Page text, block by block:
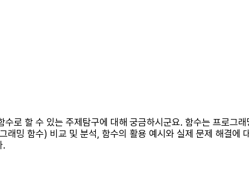
로 할 수 있는 주제탐구에 대해 궁금하시군요. 함수는 프로그
밍 함수) 비교 및 분석, 함수의 활용 예시와 실제 문제 해결에
.